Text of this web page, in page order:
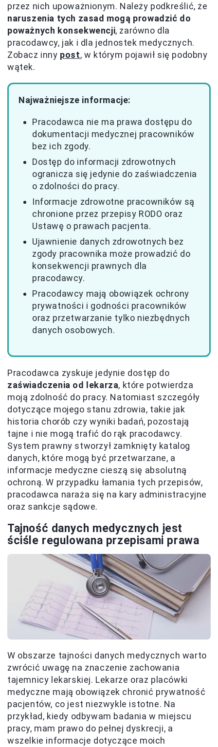
przez nich upoważnionym. Należy podkreślić, że
naruszenia tych zasad mogą prowadzić do
poważnych konsekwencji, zarówno dla
pracodawcy, jak i dla jednostek medycznych.
Zobacz inny post, w którym pojawił się podobny
wątek.
Najważniejsze informacje:
Pracodawca nie ma prawa dostępu do
dokumentacji medycznej pracowników
bez ich zgody.
Dostęp do informacji zdrowotnych
ogranicza się jedynie do zaświadczenia
o zdolności do pracy.
Informacje zdrowotne pracowników są
chronione przez przepisy RODO oraz
Ustawę o prawach pacjenta.
Ujawnienie danych zdrowotnych bez
zgody pracownika może prowadzić do
konsekwencji prawnych dla
pracodawcy.
Pracodawcy mają obowiązek ochrony
prywatności i godności pracowników
oraz przetwarzanie tylko niezbędnych
danych osobowych.
Pracodawca zyskuje jedynie dostęp do
zaświadczenia od lekarza, które potwierdza
moją zdolność do pracy. Natomiast szczegóły
dotyczące mojego stanu zdrowia, takie jak
historia chorób czy wyniki badań, pozostają
tajne i nie mogą trafić do rąk pracodawcy.
System prawny stworzył zamknięty katalog
danych, które mogą być przetwarzane, a
informacje medyczne cieszą się absolutną
ochroną. W przypadku łamania tych przepisów,
pracodawca naraża się na kary administracyjne
oraz sankcje sądowe.
Tajność danych medycznych jest
ściśle regulowana przepisami prawa
W obszarze tajności danych medycznych warto
zwrócić uwagę na znaczenie zachowania
tajemnicy lekarskiej. Lekarze oraz placówki
medyczne mają obowiązek chronić prywatność
pacjentów, co jest niezwykle istotne. Na
przykład, kiedy odbywam badania w miejscu
pracy, mam prawo do pełnej dyskrecji, a
wszelkie informacje dotyczące moich